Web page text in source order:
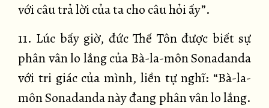
với câu trả lời của ta cho câu hỏi ấy”.
11. Lúc bấy giờ, đức Thế Tôn được biết sự
phân vân lo lắng của Bà-la-môn Sonadanda
với tri giác của mình, liền tự nghĩ: “Bà-la-
môn Sonadanda này đang phân vân lo lắng.